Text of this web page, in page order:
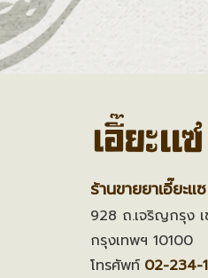
ร้านขายยาเอี๊ยะแซ
928 ถ.เจริญกรุง
กรุงเทพฯ 10100
โทรศัพท์ 02-234-